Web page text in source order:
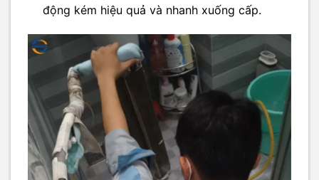
động kém hiệu quả và nhanh xuống cấp.